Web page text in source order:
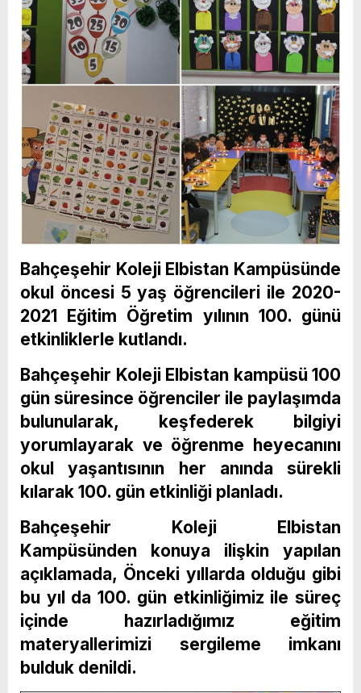
Bahçeşehir Koleji Elbistan Kampüsünde
okul öncesi 5 yaş öğrencileri ile 2020-
2021 Eğitim Öğretim yılının 100. günü
etkinliklerle kutlandı.
Bahçeşehir Koleji Elbistan kampüsü 100
gün süresince öğrenciler ile paylaşımda
bulunularak, keşfederek bilgiyi
yorumlayarak ve öğrenme heyecanını
okul yaşantısının her anında sürekli
kılarak 100. gün etkinliği planladı.
Bahçeşehir Koleji Elbistan
Kampüsünden konuya ilişkin yapılan
açıklamada, Önceki yıllarda olduğu gibi
bu yıl da 100. gün etkinliğimiz ile süreç
içinde hazırladığımız eğitim
materyallerimizi sergileme imkanı
bulduk denildi.